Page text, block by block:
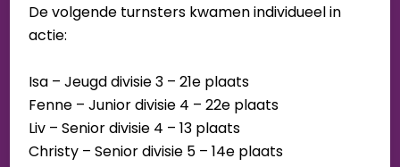
De volgende turnsters kwamen individueel in
actie:
Isa – Jeugd divisie 3 – 21e plaats
Fenne – Junior divisie 4 – 22e plaats
Liv – Senior divisie 4 – 13 plaats
Christy – Senior divisie 5 – 14e plaats